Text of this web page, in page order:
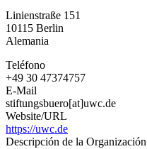
Linienstraße 151
10115 Berlin
Alemania
Teléfono
+49 30 47374757
E-Mail
stiftungsbuero[at]uwc.de
Website/URL
https://uwc.de
Descripción de la Organización